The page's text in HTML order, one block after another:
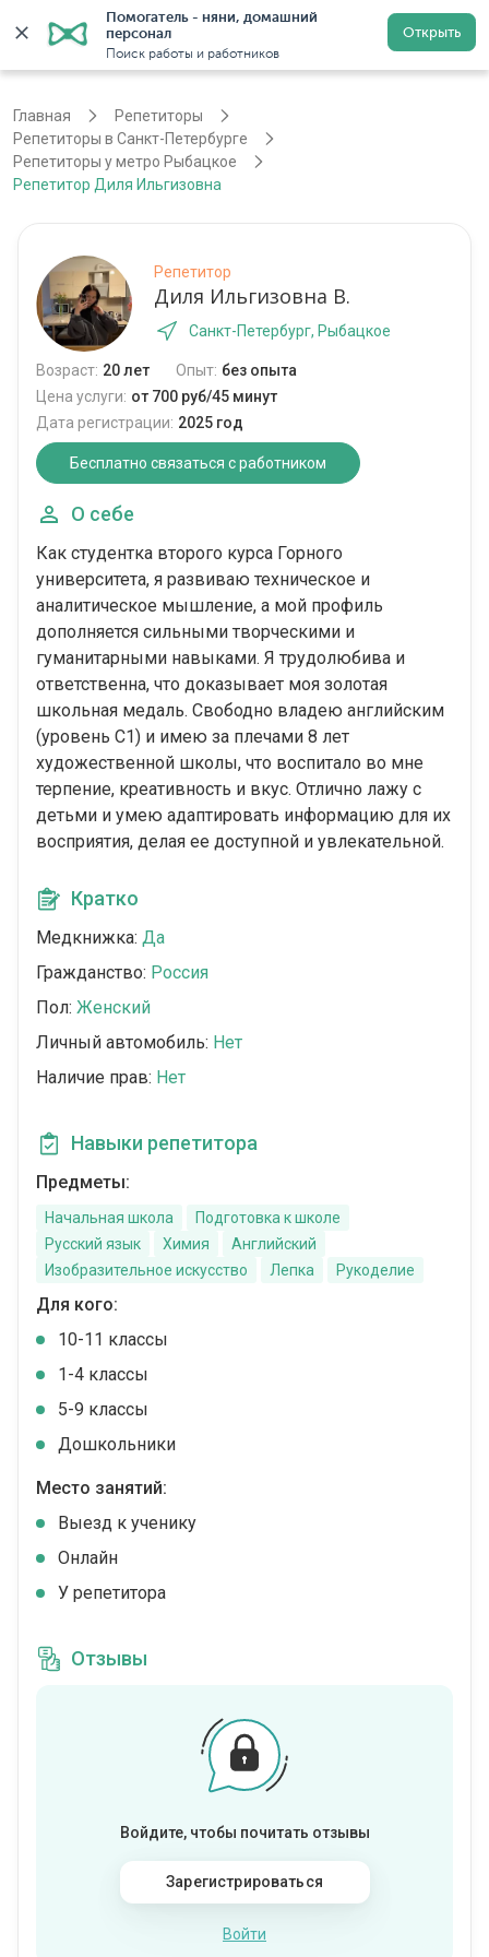
Помогатель - няни, домашний
персонал
Поиск работы и работников
Открыть
Санкт-Петербург Регистрация
Главная
Репетиторы
Репетиторы в Санкт-Петербурге
Репетиторы у метро Рыбацкое
Репетитор Диля Ильгизовна
Репетитор
Диля Ильгизовна В.
Санкт-Петербург, Рыбацкое
Возраст: 20 лет Опыт: без опыта
Цена услуги: от 700 руб/45 минут
Дата регистрации: 2025 год
Бесплатно связаться с работником
О себе
Как студентка второго курса Горного
университета, я развиваю техническое и
аналитическое мышление, а мой профиль
дополняется сильными творческими и
гуманитарными навыками. Я трудолюбива и
ответственна, что доказывает моя золотая
школьная медаль. Свободно владею английским
(уровень C1) и имею за плечами 8 лет
художественной школы, что воспитало во мне
терпение, креативность и вкус. Отлично лажу с
детьми и умею адаптировать информацию для их
восприятия, делая ее доступной и увлекательной.
Кратко
Медкнижка: Да
Гражданство: Россия
Пол: Женский
Личный автомобиль: Нет
Наличие прав: Нет
Навыки репетитора
Предметы:
Начальная школа
Подготовка к школе
Русский язык
Химия
Английский
Изобразительное искусство
Лепка Рукоделие
Для кого:
10-11 классы
1-4 классы
5-9 классы
Дошкольники
Место занятий:
Выезд к ученику
Онлайн
У репетитора
Отзывы
Войдите, чтобы почитать отзывы
Зарегистрироваться
Войти